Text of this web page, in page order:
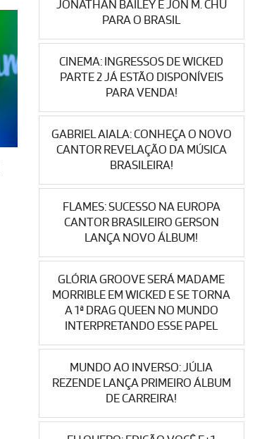
JONATHAN BAILEY E JON M. CHU
PARA O BRASIL
CINEMA: INGRESSOS DE WICKED
PARTE 2 JÁ ESTÃO DISPONÍVEIS
PARA VENDA!
GABRIEL AIALA: CONHEÇA O NOVO
CANTOR REVELAÇÃO DA MÚSICA
BRASILEIRA!
FLAMES: SUCESSO NA EUROPA
CANTOR BRASILEIRO GERSON
LANÇA NOVO ÁLBUM!
GLÓRIA GROOVE SERÁ MADAME
MORRIBLE EM WICKED E SE TORNA
A 1ª DRAG QUEEN NO MUNDO
INTERPRETANDO ESSE PAPEL
MUNDO AO INVERSO: JÚLIA
REZENDE LANÇA PRIMEIRO ÁLBUM
DE CARREIRA!